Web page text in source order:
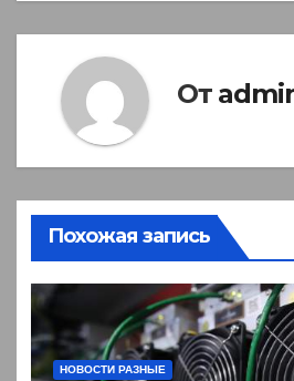
От
Похожая запись
НОВОСТИ РАЗНЫЕ